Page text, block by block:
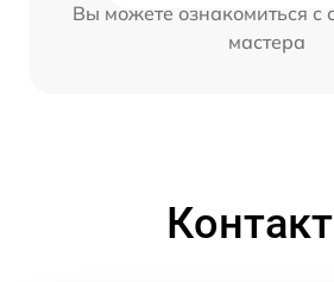
Вы можете ознакомиться с
мастера